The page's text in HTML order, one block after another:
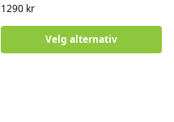
1290 kr
Velg alternativ